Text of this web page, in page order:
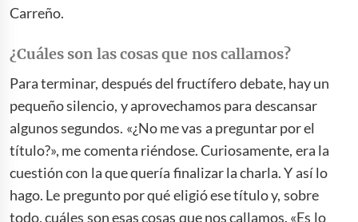
Carreño.
¿Cuáles son las cosas que nos callamos?
Para terminar, después del fructífero debate, hay un
pequeño silencio, y aprovechamos para descansar
algunos segundos. «¿No me vas a preguntar por el
título?», me comenta riéndose. Curiosamente, era la
cuestión con la que quería finalizar la charla. Y así lo
hago. Le pregunto por qué eligió ese título y, sobre
todo, cuáles son esas cosas que nos callamos. «Es lo